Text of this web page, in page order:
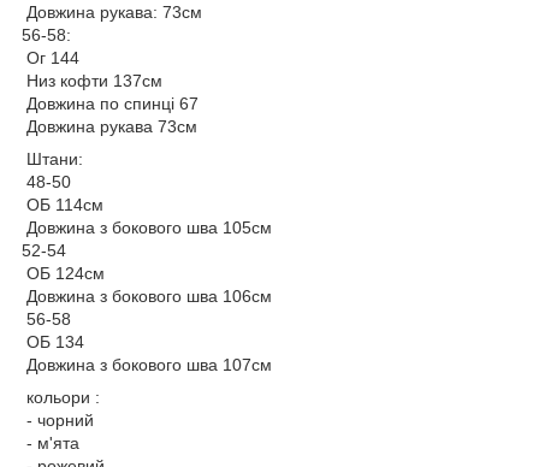
Довжина рукава: 73см
56-58:
Ог 144
Низ кофти 137см
Довжина по спинці 67
Довжина рукава 73см
Штани:
48-50
ОБ 114см
Довжина з бокового шва 105см
52-54
ОБ 124см
Довжина з бокового шва 106см
56-58
ОБ 134
Довжина з бокового шва 107см
кольори :
- чорний
- м'ята